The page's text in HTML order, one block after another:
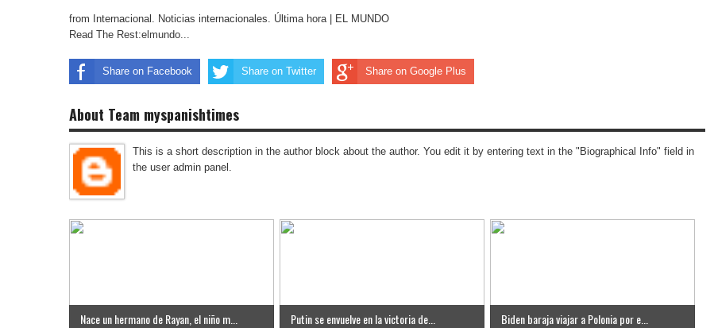
from Internacional. Noticias internacionales. Última hora | EL MUNDO
Read The Rest:elmundo...
Share on Facebook Share on Twitter Share on Google Plus
About Team myspanishtimes
This is a short description in the author block about the author. You edit it by entering text in the "Biographical Info" field in
the user admin panel.
Nace un hermano de Rayan, el niño m... Putin se envuelve en la victoria de... Biden baraja viajar a Polonia por e...